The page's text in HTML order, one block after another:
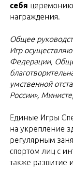
себя
награждения.
Общее
Игр
Федерации,
умственной
России»,
Единые Игры
на укрепление
регулярным
спортом лиц с
также развитие